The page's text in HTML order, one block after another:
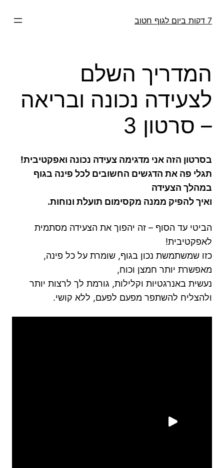
לתוכן
7 דקות ביום לגוף חטוב
המדריך השלם
לצעידה נכונה ובריאה
– סרטון 3
בסרטון הזה אני מדגימה צעידה נכונה ואפקטיבית!
תגלי פה את הדגשים החשובים לכל פינה בגוף
במהלך הצעידה
ואיך להפיק ממנה מקסימום תועלת ונוחות.
הביטי עד הסוף – זה יהפוך את הצעידה מסתמית
לאפקטיבית!
כזו שמשתמשת נכון בגוף, שומרת על כל פינה,
מאפשרת יותר חמצן וכוח,
נעשית באנרגטיות וקלילות, גורמת לך לרצות יותר
ולהצליח להשתפר מפעם לפעם, ללא קושי.